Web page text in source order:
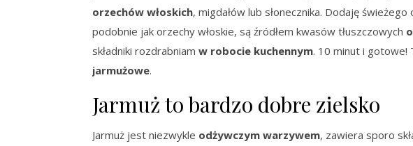
orzechów włoskich, migdałów lub słonecznika. Dodaję
podobnie jak orzechy włoskie, są źródłem kwasów tłuszczowych
składniki rozdrabniam w robocie kuchennym. 10 minut i gotowe!
jarmużowe.
Jarmuż to bardzo dobre zielsko
Jarmuż jest niezwykle odżywczym warzywem, zawiera sporo